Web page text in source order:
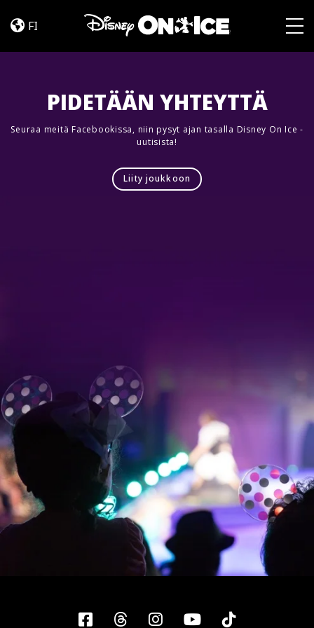
In!FI
PIDETÄÄN YHTEYTTÄ
Seuraa meitä Facebookissa, niin pysyt ajan tasalla Disney On Ice -
uutisista!
Liity joukkoon
Facebook
ThreadsInstagram
YouTubeTiktok